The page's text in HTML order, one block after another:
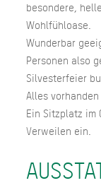
besondere,
Wohlfühloase.
Wunderbar
Personen also
Silvesterfeier
Alles
Ein Sitzplatz im
Verweilen ein.